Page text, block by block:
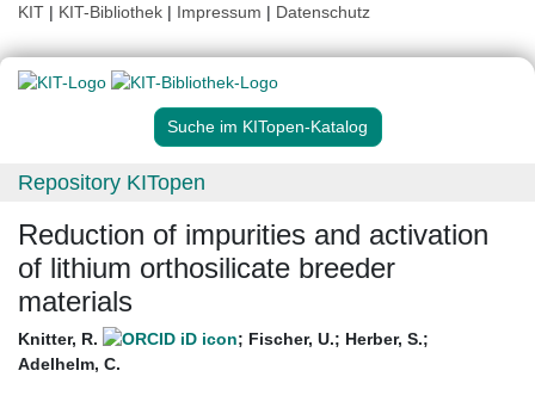
KIT | KIT-Bibliothek | Impressum | Datenschutz
Suche im KITopen-Katalog
Repository KITopen
Reduction of impurities and activation
of lithium orthosilicate breeder
materials
Knitter, R. ; Fischer, U.; Herber, S.;
Adelhelm, C.